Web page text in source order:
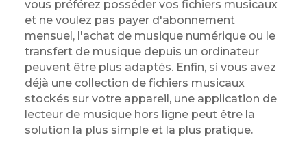
vous préférez posséder vos fichiers musicaux
et ne voulez pas payer d'abonnement
mensuel, l'achat de musique numérique ou le
transfert de musique depuis un ordinateur
peuvent être plus adaptés. Enfin, si vous avez
déjà une collection de fichiers musicaux
stockés sur votre appareil, une application de
lecteur de musique hors ligne peut être la
solution la plus simple et la plus pratique.